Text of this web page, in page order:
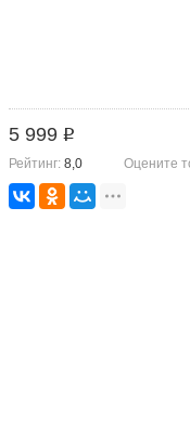
5 999 i
Рейтинг: 8,0 Оцените